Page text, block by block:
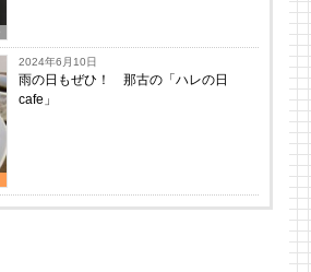
2024年6月10日
雨の日もぜひ！ 那古の「ハレの日
cafe」